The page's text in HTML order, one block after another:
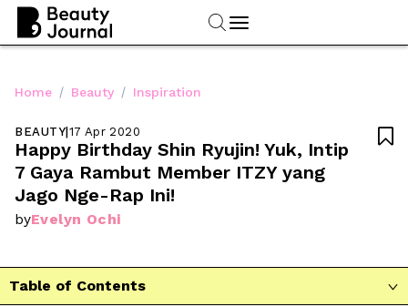
Home / Beauty / Inspiration
BEAUTY|17 Apr 2020
Happy Birthday Shin Ryujin! Yuk, Intip
7 Gaya Rambut Member ITZY yang
Jago Nge-Rap Ini!
byEvelyn Ochi

Table of Contents 